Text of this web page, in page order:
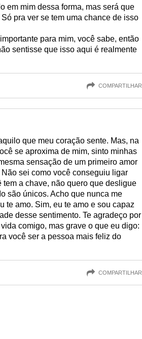
em mim dessa forma, mas será que
pra ver se tem uma chance de isso
para mim, você sabe, então
sentisse que isso aqui é realmente
COMPARTILHAR
que meu coração sente. Mas, na
se aproxima de mim, sinto minhas
sensação de um primeiro amor
sei como você conseguiu ligar
a chave, não quero que desligue
são únicos. Acho que nunca me
te amo. Sim, eu te amo e sou capaz
desse sentimento. Te agradeço por
comigo, mas grave o que eu digo:
você ser a pessoa mais feliz do
COMPARTILHAR